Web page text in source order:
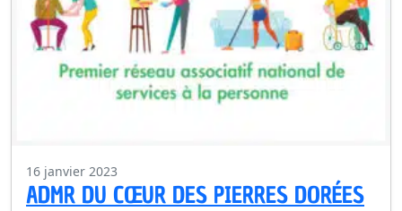
16 janvier 2023
ADMR DU CŒUR DES PIERRES DORÉES